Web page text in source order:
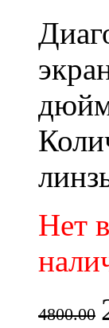
Нет в
4800.00